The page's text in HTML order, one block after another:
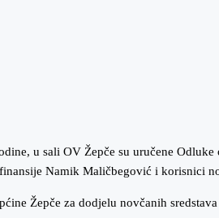
u sali OV Žepče su uručene
Namik Maličbegović i korisnici
Žepče za dodjelu novčanih